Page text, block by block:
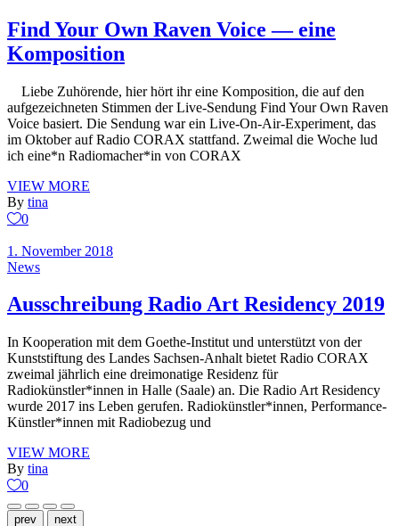
Find Your Own Raven Voice — eine
Komposition
Liebe Zuhörende, hier hört ihr eine Komposition, die auf den
aufgezeichneten Stimmen der Live-Sendung Find Your Own Raven
Voice basiert. Die Sendung war ein Live-On-Air-Experiment, das
im Oktober auf Radio CORAX stattfand. Zweimal die Woche lud
ich eine*n Radiomacher*in von CORAX
VIEW MORE
By tina
0
1. November 2018
News
Ausschreibung Radio Art Residency 2019
In Kooperation mit dem Goethe-Institut und unterstützt von der
Kunststiftung des Landes Sachsen-Anhalt bietet Radio CORAX
zweimal jährlich eine dreimonatige Residenz für
Radiokünstler*innen in Halle (Saale) an. Die Radio Art Residency
wurde 2017 ins Leben gerufen. Radiokünstler*innen, Performance-
Künstler*innen mit Radiobezug und
VIEW MORE
By tina
0
prev next